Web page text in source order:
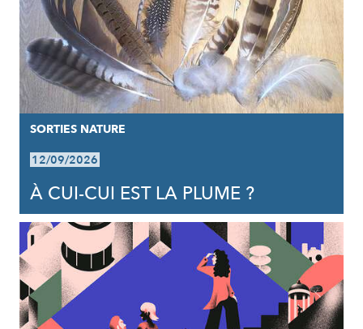
SORTIES NATURE
12/09/2026
À CUI-CUI EST LA PLUME ?